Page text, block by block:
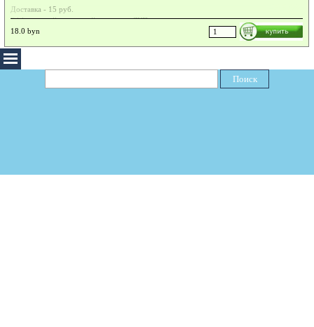
Доставка - 15 руб.
Эффективный недорогой удалитель ЛКП.
Эффективный состав для удаления лакокрасочных покрытий. Удаляет большинство
ЛКП. Возможно разбавление водой. Во многих случаях будет служить прекрасной
альтернативой более дорогим составам.
18.0 byn
Поиск